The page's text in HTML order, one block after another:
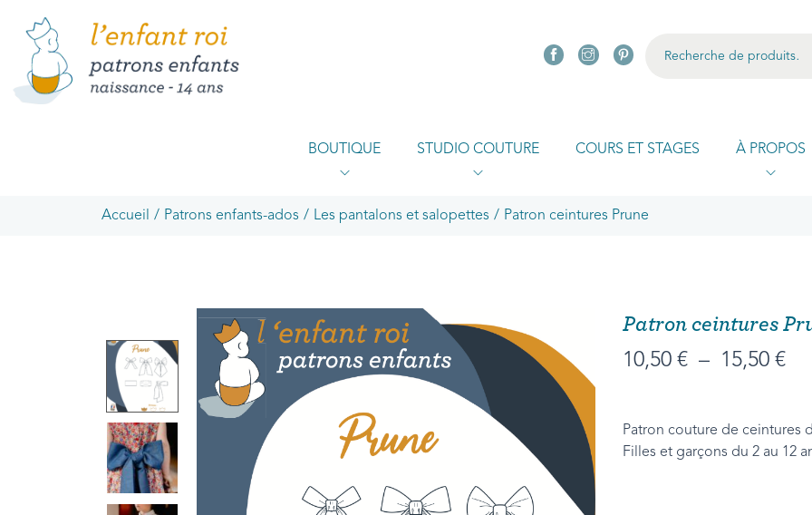
BOUTIQUE STUDIO COUTURE COURS ET STAGES À PROPOS
Accueil / Patrons enfants-ados / Les pantalons et salopettes / Patron ceintures Prune
Patron ceintures
10,50 € – 15,50 €
Patron couture de ceintures
Filles et garçons du 2 au 12